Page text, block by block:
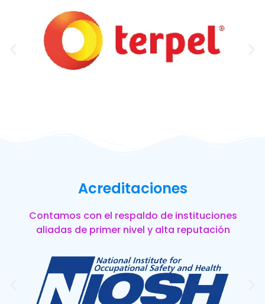
Acreditaciones
Contamos con el respaldo de instituciones
aliadas de primer nivel y alta reputación